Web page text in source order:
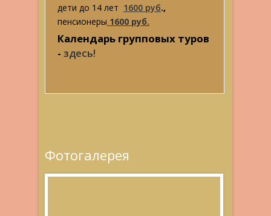
дети до 14 лет 1600 руб.,
пенсионеры 1600 руб.
Календарь групповых туров
- здесь!
Фотогалерея